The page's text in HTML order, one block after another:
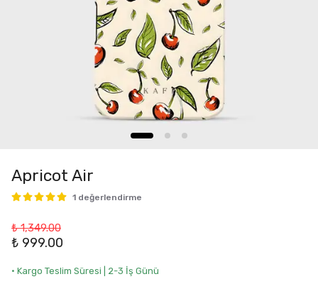
Apricot Air
1 değerlendirme
₺ 1,349.00
₺ 999.00
• Kargo Teslim Süresi | 2-3 İş Günü